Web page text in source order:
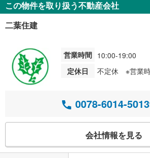
この物件を取り扱う不動産会社
二葉住建
営業時間 10:00-19:00
定休日
不定休 ※営業
0078-6014-
会社情報を見る